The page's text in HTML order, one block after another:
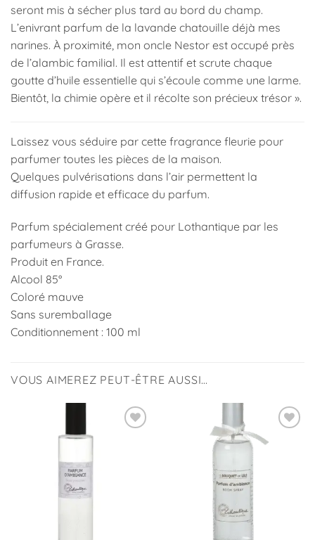
seront mis à sécher plus tard au bord du champ.
L’enivrant parfum de la lavande chatouille déjà mes
narines. À proximité, mon oncle Nestor est occupé près
de l’alambic familial. Il est attentif et scrute chaque
goutte d’huile essentielle qui s’écoule comme une larme.
Bientôt, la chimie opère et il récolte son précieux trésor ».
Laissez vous séduire par cette fragrance fleurie pour
parfumer toutes les pièces de la maison.
Quelques pulvérisations dans l’air permettent la
diffusion rapide et efficace du parfum.
Parfum spécialement créé pour Lothantique par les
parfumeurs à Grasse.
Produit en France.
Alcool 85°
Coloré mauve
Sans suremballage
Conditionnement : 100 ml
VOUS AIMEREZ PEUT-ÊTRE AUSSI…